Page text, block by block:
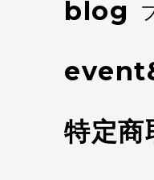
blog
特定商